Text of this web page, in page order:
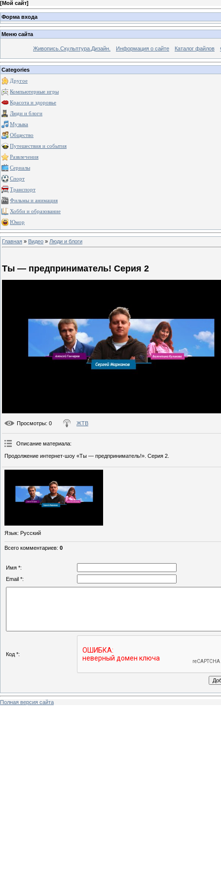
[Мой сайт]
Форма входа
Меню сайта
Живопись.Скульптура.Дизайн. Информация о сайте Каталог файлов
Categories
Другое
Компьютерные игры
Красота и здоровье
Люди и блоги
Музыка
Общество
Путешествия и события
Развлечения
Сериалы
Спорт
Транспорт
Фильмы и анимация
Хобби и образование
Юмор
Главная » Видео » Люди и блоги
Ты — предприниматель! Серия 2
Просмотры: 0 ЖТВ
Описание материала:
Продолжение интернет-шоу «Ты — предприниматель!». Серия 2.
Язык: Русский
Всего комментариев: 0
Имя *:
Email *:
Код *:
Полная версия сайта